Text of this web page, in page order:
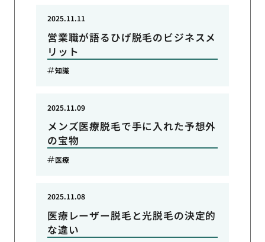
営業職が語るひげ脱毛のビジネスメ
リット
2025.11.11
知識
メンズ医療脱毛で手に入れた予想外
の宝物
2025.11.09
医療
医療レーザー脱毛と光脱毛の決定的
な違い
2025.11.08